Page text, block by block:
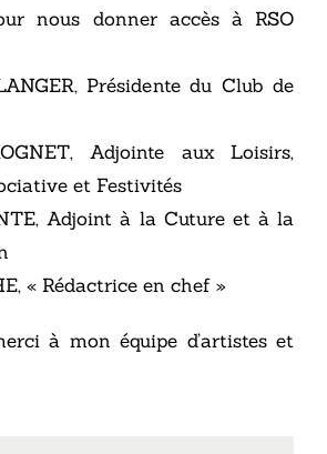
nous donner accès à RSO
Présidente du Club de
Adjointe aux Loisirs,
et Festivités
Adjoint à la Cuture et à la
« Rédactrice en chef »
à mon équipe d’artistes et